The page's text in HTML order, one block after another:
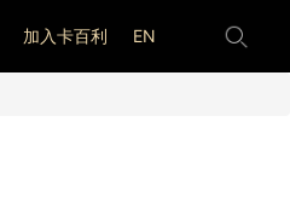
加入卡百利 EN